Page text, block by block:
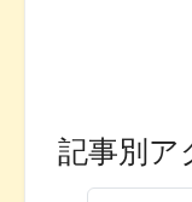
記事別ア